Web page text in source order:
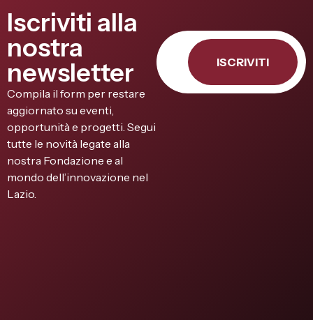
Iscriviti alla
nostra
newsletter
Compila il form per restare
aggiornato su eventi,
opportunità e progetti. Segui
tutte le novità legate alla
nostra Fondazione e al
mondo dell’innovazione nel
Lazio.
ISCRIVITI